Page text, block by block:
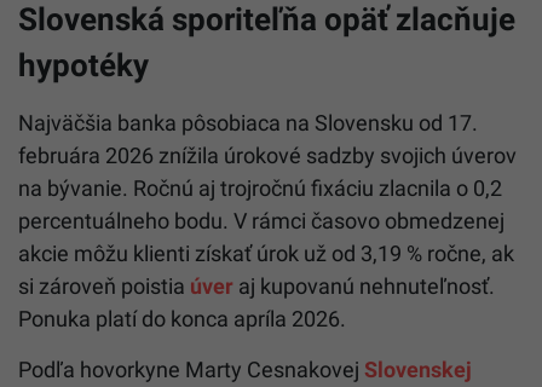
Slovenská sporiteľňa opäť zlacňuje
hypotéky
Najväčšia banka pôsobiaca na Slovensku od 17.
februára 2026 znížila úrokové sadzby svojich úverov
na bývanie. Ročnú aj trojročnú fixáciu zlacnila o 0,2
percentuálneho bodu. V rámci časovo obmedzenej
akcie môžu klienti získať úrok už od 3,19 % ročne, ak
si zároveň poistia úver aj kupovanú nehnuteľnosť.
Ponuka platí do konca apríla 2026.
Podľa hovorkyne Marty Cesnakovej Slovenskej